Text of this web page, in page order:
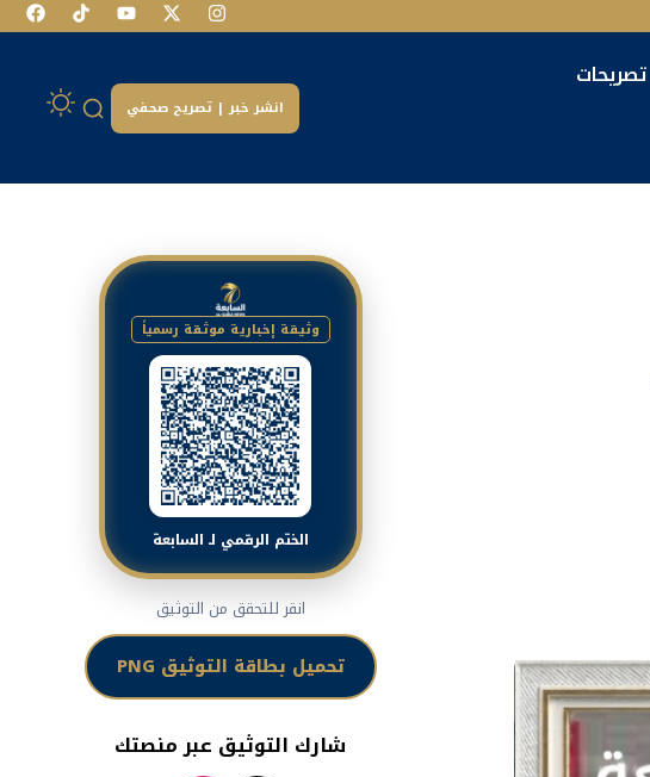
تصريحات
انشر خبر | تصريح صحفي
وثيقة إخبارية موثقة رسمياً
الختم الرقمي لـ السابعة
انقر للتحقق من التوثيق
تحميل بطاقة التوثيق PNG
شارك التوثيق عبر منصتك